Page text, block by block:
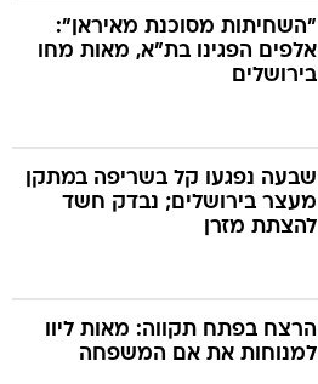
"השחיתות מסוכנת מאיראן":
אלפים הפגינו בת"א, מאות מחו
בירושלים
שבעה נפגעו קל בשריפה במתקן
מעצר בירושלים; נבדק חשד
להצתת מזרן
הרצח בפתח תקווה: מאות ליוו
למנוחות את אם המשפחה